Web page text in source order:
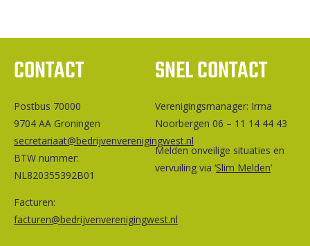
CONTACT
Postbus 70000
9704 AA Groningen
secretariaat@bedrijvenverenigingwest.nl
BTW nummer:
NL820355392B01
Facturen:
facturen@bedrijvenverenigingwest.nl
SNEL CONTACT
Ver­e­ni­gings­ma­na­ger: Irma
Noorbergen 06 – 11 14 44 43
Melden onveilige situaties en
vervuiling via ‘Slim Melden‘